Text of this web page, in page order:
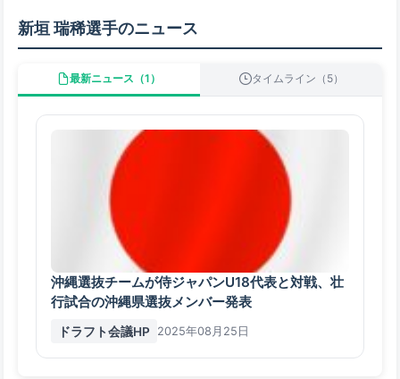
新垣 瑞稀選手のニュース
最新ニュース（1） タイムライン（5）
沖縄選抜チームが侍ジャパンU18代表と対戦、壮
行試合の沖縄県選抜メンバー発表
ドラフト会議HP 2025年08月25日